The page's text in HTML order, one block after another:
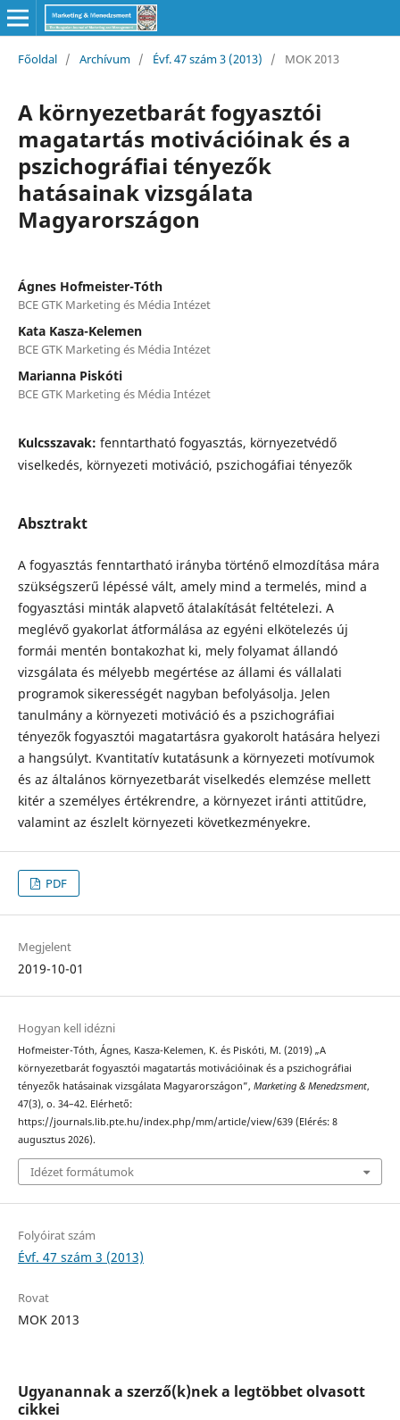
Főoldal / Archívum / Évf. 47 szám 3 (2013) / MOK 2013
A környezetbarát fogyasztói
magatartás motivációinak és a
pszichográfiai tényezők
hatásainak vizsgálata
Magyarországon
Ágnes Hofmeister-Tóth
BCE GTK Marketing és Média Intézet
Kata Kasza-Kelemen
BCE GTK Marketing és Média Intézet
Marianna Piskóti
BCE GTK Marketing és Média Intézet
Kulcsszavak: fenntartható fogyasztás, környezetvédő
viselkedés, környezeti motiváció, pszichogáfiai tényezők
Absztrakt
A fogyasztás fenntartható irányba történő elmozdítása mára
szükségszerű lépéssé vált, amely mind a termelés, mind a
fogyasztási minták alapvető átalakítását feltételezi. A
meglévő gyakorlat átformálása az egyéni elkötelezés új
formái mentén bontakozhat ki, mely folyamat állandó
vizsgálata és mélyebb megértése az állami és vállalati
programok sikerességét nagyban befolyásolja. Jelen
tanulmány a környezeti motiváció és a pszichográfiai
tényezők fogyasztói magatartásra gyakorolt hatására helyezi
a hangsúlyt. Kvantitatív kutatásunk a környezeti motívumok
és az általános környezetbarát viselkedés elemzése mellett
kitér a személyes értékrendre, a környezet iránti attitűdre,
valamint az észlelt környezeti következményekre.
PDF
Megjelent
2019-10-01
Hogyan kell idézni
Hofmeister-Tóth, Ágnes, Kasza-Kelemen, K. és Piskóti, M. (2019) „A
környezetbarát fogyasztói magatartás motivációinak és a pszichográfiai
tényezők hatásainak vizsgálata Magyarországon”, Marketing & Menedzsment,
47(3), o. 34–42. Elérhető:
https://journals.lib.pte.hu/index.php/mm/article/view/639 (Elérés: 8
augusztus 2026).
Idézet formátumok
Folyóirat szám
Évf. 47 szám 3 (2013)
Rovat
MOK 2013
Ugyanannak a szerző(k)nek a legtöbbet olvasott
cikkei